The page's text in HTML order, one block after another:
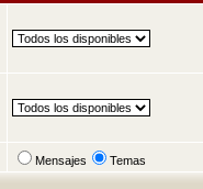
Mensajes Temas